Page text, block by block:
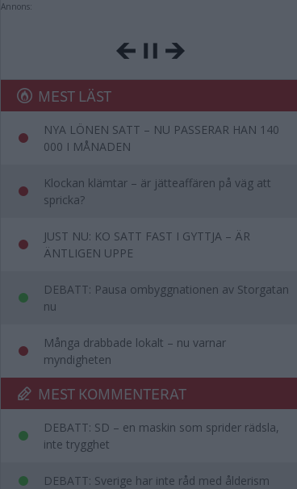
Annons:
MEST LÄST
NYA LÖNEN SATT – NU PASSERAR HAN 140
000 I MÅNADEN
Klockan klämtar – är jätteaffären på väg att
spricka?
JUST NU: KO SATT FAST I GYTTJA – ÄR
ÄNTLIGEN UPPE
DEBATT: Pausa ombyggnationen av Storgatan
nu
Många drabbade lokalt – nu varnar
myndigheten
MEST KOMMENTERAT
DEBATT: SD – en maskin som sprider rädsla,
inte trygghet
DEBATT: Sverige har inte råd med ålderism